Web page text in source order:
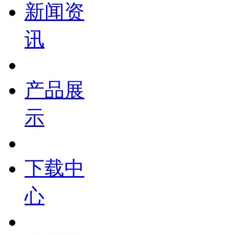
新闻资
讯
产品展
示
下载中
心